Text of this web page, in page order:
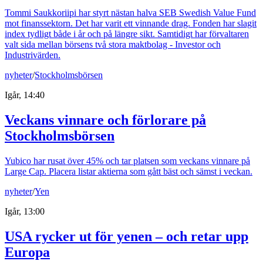
Tommi Saukkoriipi har styrt nästan halva SEB Swedish Value Fund
mot finanssektorn. Det har varit ett vinnande drag. Fonden har slagit
index tydligt både i år och på längre sikt. Samtidigt har förvaltaren
valt sida mellan börsens två stora maktbolag - Investor och
Industrivärden.
nyheter/Stockholmsbörsen
Igår, 14:40
Veckans vinnare och förlorare på
Stockholmsbörsen
Yubico har rusat över 45% och tar platsen som veckans vinnare på
Large Cap. Placera listar aktierna som gått bäst och sämst i veckan.
nyheter/Yen
Igår, 13:00
USA rycker ut för yenen – och retar upp
Europa